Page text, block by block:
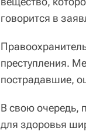
говорится в
преступления.
пострадавшие,
В свою очередь,
для здоровья